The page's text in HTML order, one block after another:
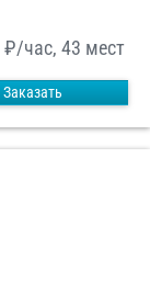
₽/час, 43 мест
Заказать